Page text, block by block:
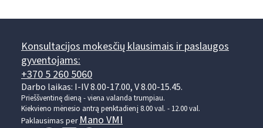
Konsultacijos mokesčių klausimais ir paslaugos
gyventojams:
+370 5 260 5060
Darbo laikas: I-IV 8.00-17.00, V 8.00-15.45.
Prieššventinę dieną - viena valanda trumpiau.
Kiekvieno mėnesio antrą penktadienį 8.00 val. - 12.00 val.
Paklausimas perMano VMI